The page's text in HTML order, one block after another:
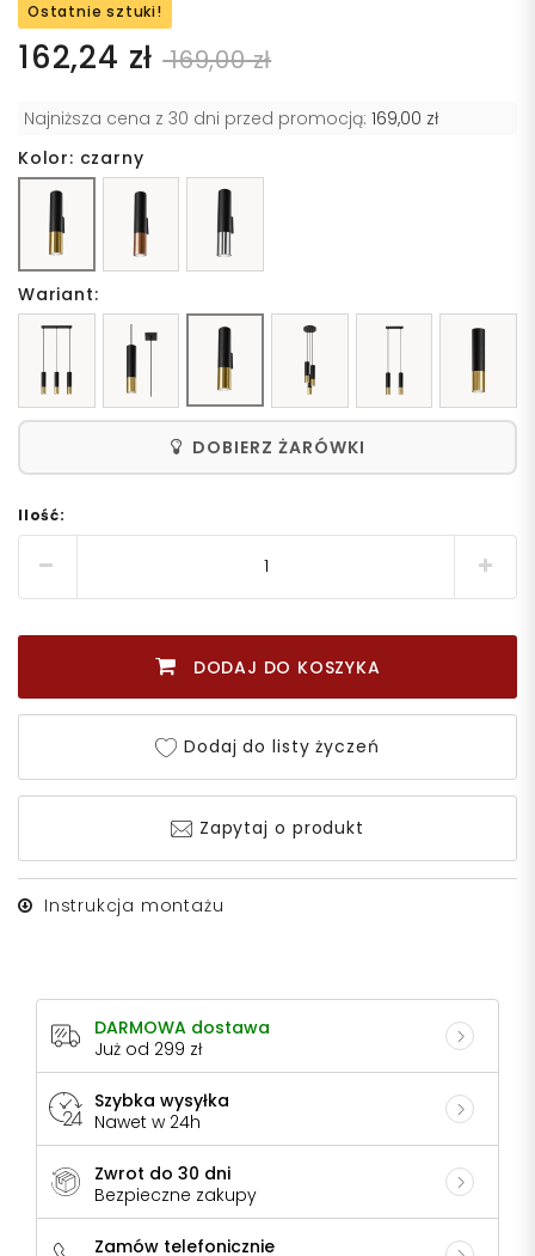
Ostatnie sztuki!
162,24 zł 169,00 zł
Najniższa cena z 30 dni przed promocją: 169,00 zł
Kolor: czarny
Wariant:
DOBIERZ ŻARÓWKI
Ilość:
DODAJ DO KOSZYKA
Dodaj do listy życzeń
Zapytaj o produkt
Instrukcja montażu
DARMOWA dostawa
Już od 299 zł
Szybka wysyłka
Nawet w 24h
Zwrot do 30 dni
Bezpieczne zakupy
Zamów telefonicznie